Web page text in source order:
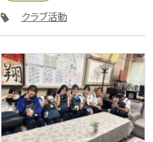
クラブ活動